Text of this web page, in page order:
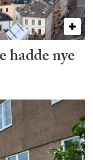
hadde nye